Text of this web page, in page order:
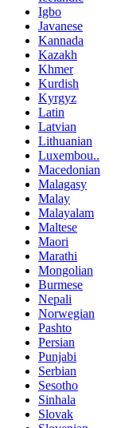
Igbo
Javanese
Kannada
Kazakh
Khmer
Kurdish
Kyrgyz
Latin
Latvian
Lithuanian
Luxembou..
Macedonian
Malagasy
Malay
Malayalam
Maltese
Maori
Marathi
Mongolian
Burmese
Nepali
Norwegian
Pashto
Persian
Punjabi
Serbian
Sesotho
Sinhala
Slovak